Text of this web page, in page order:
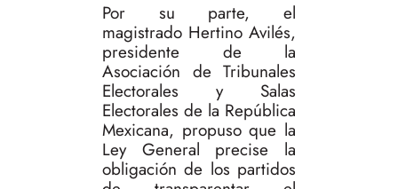
Por su parte, el
magistrado Hertino Avilés,
presidente de la
Asociación de Tribunales
Electorales y Salas
Electorales de la República
Mexicana, propuso que la
Ley General precise la
obligación de los partidos